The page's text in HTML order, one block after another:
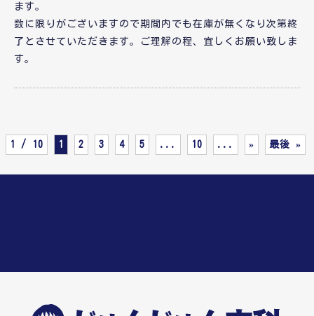
ます。
数に限りがございますので期間内でも在庫が無くなり次第終
了とさせていただきます。ご理解の程、宜しくお願い致しま
す。
1 / 10 1 2 3 4 5 ... 10 ... » 最後 »